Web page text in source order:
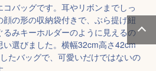
バッグです。耳やリボンまでしっ
の形の収納袋付きで、ぶら提げ紐
みキーホルダーのように見えるの
い選びました。横幅32cm高さ42cm
たバッグで、可愛いだけではないの